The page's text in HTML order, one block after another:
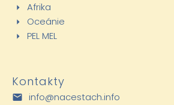
Afrika
Oceánie
PEL MEL
Kontakty
info@nacestach.info